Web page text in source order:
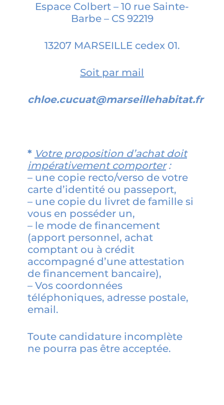
Espace Colbert – 10 rue Sainte-
Barbe – CS 92219
13207 MARSEILLE cedex 01.
Soit par mail
chloe.cucuat@marseillehabitat.fr
* Votre proposition d’achat doit
impérativement comporter:
– une copie recto/verso de votre
carte d’identité ou passeport,
– une copie du livret de famille si
vous en posséder un,
– le mode de financement
(apport personnel, achat
comptant ou à crédit
accompagné d’une attestation
de financement bancaire),
– Vos coordonnées
téléphoniques, adresse postale,
email.
Toute candidature incomplète
ne pourra pas être acceptée.